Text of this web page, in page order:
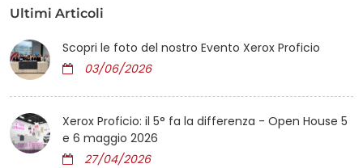
Ultimi Articoli
Scopri le foto del nostro Evento Xerox Proficio
03/06/2026
Xerox Proficio: il 5° fa la differenza - Open House 5
e 6 maggio 2026
27/04/2026